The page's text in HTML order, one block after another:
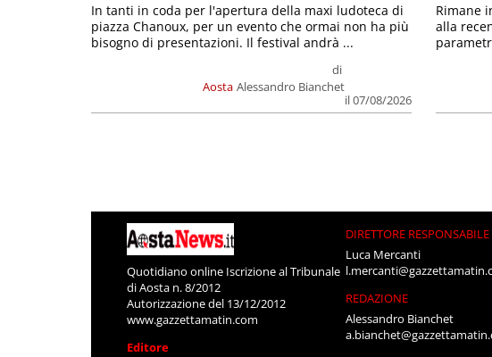
Aosta
di
Alessandro Bianchet
il 07/08/2026
In tanti in coda per l'apertura della maxi ludoteca di
piazza Chanoux, per un evento che ormai non ha più
bisogno di presentazioni. Il festival andrà ...
Rimane
alla
Quotidiano online Iscrizione al Tribunale
di Aosta n. 8/2012
Autorizzazione del 13/12/2012
www.gazzettamatin.com
Editore
DIRETTORE RESPONSABILE
Luca Mercanti
REDAZIONE
Alessandro Bianchet